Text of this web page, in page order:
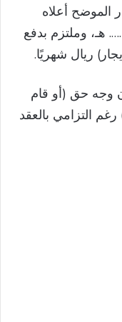
الموضح أعلاه
هـ، وملتزم بدفع
ريال شهريًا.
وجه حق (أو قام
التزامي بالعقد